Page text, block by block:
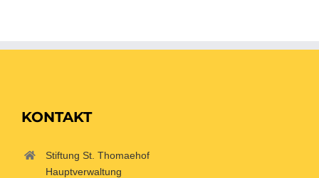
KONTAKT
Stiftung St. Thomaehof
Hauptverwaltung